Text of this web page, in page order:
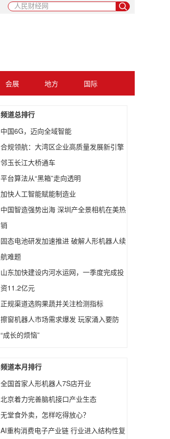
会展 地方 国际
频道总排行
中国6G，迈向全域智能
合规领航：大湾区企业高质量发展新引擎
邻玉长江大桥通车
平台算法从“黑箱”走向透明
加快人工智能赋能制造业
中国智造强势出海 深圳产全景相机在美热
销
固态电池研发加速推进 破解人形机器人续
航难题
山东加快建设内河水运网，一季度完成投
资11.2亿元
正规渠道选购果蔬并关注检测指标
擦窗机器人市场需求爆发 玩家涌入要防
“成长的烦恼”
频道本月排行
全国首家人形机器人7S店开业
北京着力完善脑机接口产业生态
无堂食外卖，怎样吃得放心？
AI重构消费电子产业链 行业进入结构性复